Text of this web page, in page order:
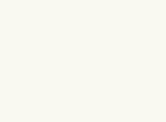
な流れ、底や